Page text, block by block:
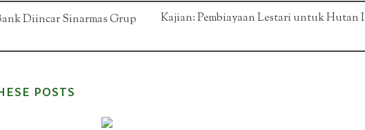
Diincar Sinarmas Grup Kajian: Pembiayaan Lestari untuk Hutan
POSTS